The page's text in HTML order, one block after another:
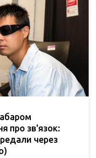
про зв'язок:
через